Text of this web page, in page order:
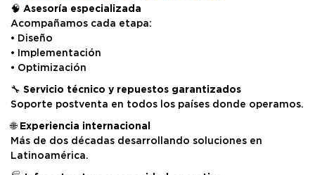
🧠 Asesoría especializada
Acompañamos cada etapa:
• Diseño
• Implementación
• Optimización
🔧 Servicio técnico y repuestos garantizados
Soporte postventa en todos los países donde operamos.
🌐 Experiencia internacional
Más de dos décadas desarrollando soluciones en
Latinoamérica.